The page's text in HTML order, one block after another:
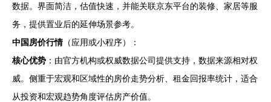
数据。界面简洁，估值快速，并能关联京东平台的装修、家居等服
务，提供置业后的延伸场景参考。
中国房价行情（应用或小程序）：
核心优势 ：由官方机构或权威数据公司提供支持，数据来源相对权
威。侧重于宏观和区域性的房价走势分析、租金回报率统计，适合
从投资和宏观趋势角度评估房产价值。